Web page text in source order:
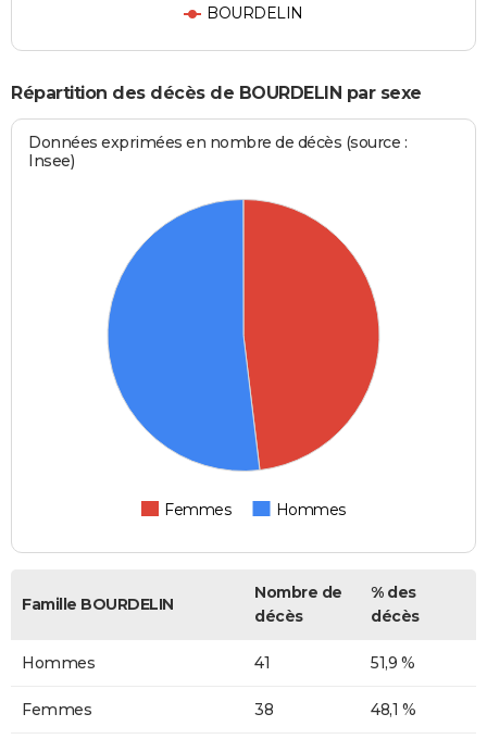
BOURDELIN
Répartition des décès de BOURDELIN par sexe
Données exprimées en nombre de décès (source :
Insee)
Femmes Hommes
Famille BOURDELIN
Nombre de
décès
% des
décès
Hommes 41 51,9 %
Femmes 38 48,1 %